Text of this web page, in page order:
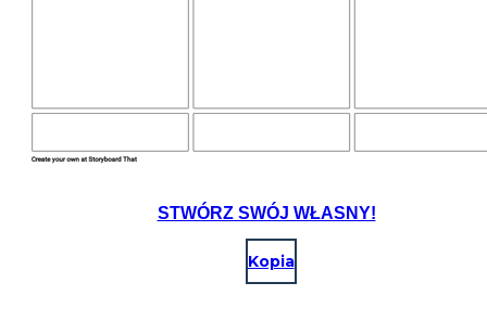
STWÓRZ SWÓJ WŁASNY!
Kopia